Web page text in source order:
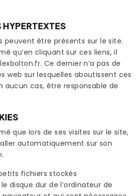
peuvent être présents sur le site.
qu’en cliquant sur ces liens, il
Ce dernier n’a pas de
web sur lesquelles aboutissent ces
aucun cas, être responsable de
que lors de ses visites sur le site,
automatiquement sur son
fichiers stockés
disque dur de l’ordinateur de